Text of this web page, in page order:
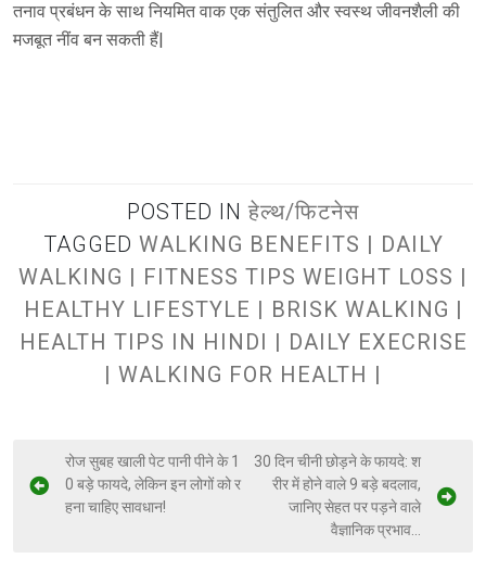
तनाव प्रबंधन के साथ नियमित वाक एक संतुलित और स्वस्थ जीवनशैली की
मजबूत नींव बन सकती हैं|
POSTED INहेल्थ/फिटनेस
TAGGED WALKING BENEFITS | DAILY
WALKING | FITNESS TIPS WEIGHT LOSS |
HEALTHY LIFESTYLE | BRISK WALKING |
HEALTH TIPS IN HINDI | DAILY EXECRISE
| WALKING FOR HEALTH |
रोज सुबह खाली पेट पानी पीने के 1
0 बड़े फायदे, लेकिन इन लोगों को र
हना चाहिए सावधान!
30 दिन चीनी छोड़ने के फायदे: श
रीर में होने वाले 9 बड़े बदलाव,
जानिए सेहत पर पड़ने वाले
वैज्ञानिक प्रभाव…